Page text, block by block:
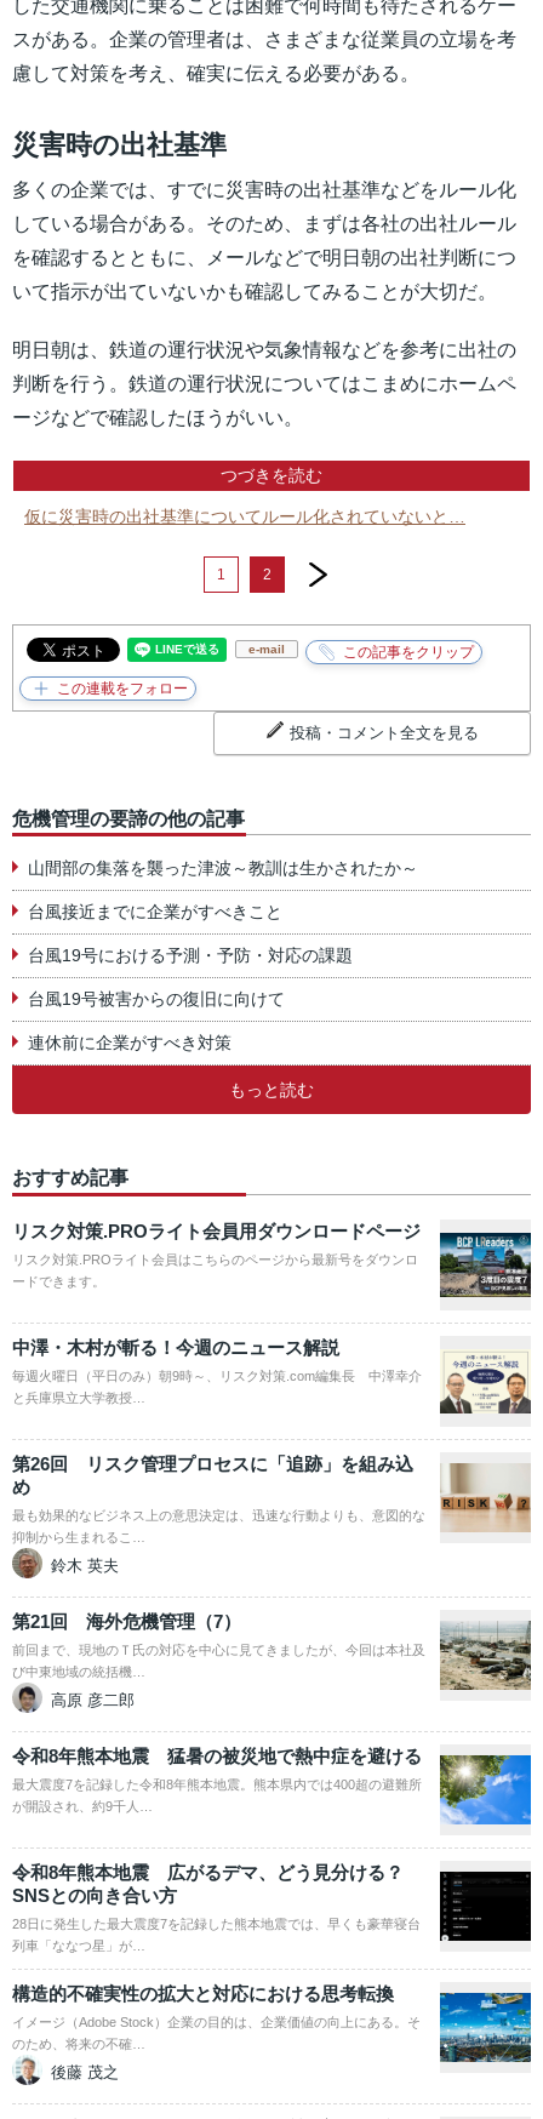
した交通機関に乗ることは困難で何時間も待たされるケー
スがある。企業の管理者は、さまざまな従業員の立場を考
慮して対策を考え、確実に伝える必要がある。
災害時の出社基準
多くの企業では、すでに災害時の出社基準などをルール化
している場合がある。そのため、まずは各社の出社ルール
を確認するとともに、メールなどで明日朝の出社判断につ
いて指示が出ていないかも確認してみることが大切だ。
明日朝は、鉄道の運行状況や気象情報などを参考に出社の
判断を行う。鉄道の運行状況についてはこまめにホームペ
ージなどで確認したほうがいい。
つづきを読む
仮に災害時の出社基準についてルール化されていないと…
1 2
next
e-mail
投稿・コメント全文を見る
危機管理の要諦の他の記事
山間部の集落を襲った津波～教訓は生かされたか～
台風接近までに企業がすべきこと
台風19号における予測・予防・対応の課題
台風19号被害からの復旧に向けて
連休前に企業がすべき対策
もっと読む
おすすめ記事
リスク対策.PROライト会員用ダウンロードページ
リスク対策.PROライト会員はこちらのページから最新号をダウンロ
ードできます。
中澤・木村が斬る！今週のニュース解説
毎週火曜日（平日のみ）朝9時～、リスク対策.com編集長 中澤幸介
と兵庫県立大学教授…
第26回 リスク管理プロセスに「追跡」を組み込
め
最も効果的なビジネス上の意思決定は、迅速な行動よりも、意図的な
抑制から生まれるこ…
鈴木 英夫
第21回 海外危機管理（7）
前回まで、現地のＴ氏の対応を中心に見てきましたが、今回は本社及
び中東地域の統括機…
高原 彦二郎
令和8年熊本地震 猛暑の被災地で熱中症を避ける
最大震度7を記録した令和8年熊本地震。熊本県内では400超の避難所
が開設され、約9千人…
令和8年熊本地震 広がるデマ、どう見分ける？
SNSとの向き合い方
28日に発生した最大震度7を記録した熊本地震では、早くも豪華寝台
列車「ななつ星」が…
構造的不確実性の拡大と対応における思考転換
イメージ（Adobe Stock）企業の目的は、企業価値の向上にある。そ
のため、将来の不確…
後藤 茂之